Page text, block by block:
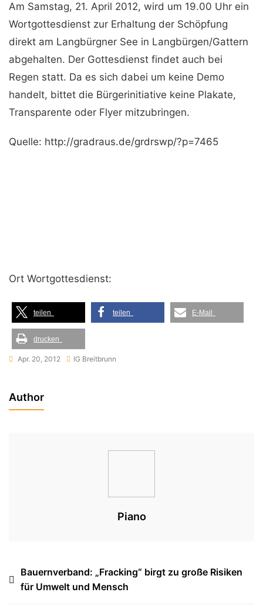
Am Samstag, 21. April 2012, wird um 19.00 Uhr ein
Wortgottesdienst zur Erhaltung der Schöpfung
direkt am Langbürgner See in Langbürgen/Gattern
abgehalten. Der Gottesdienst findet auch bei
Regen statt. Da es sich dabei um keine Demo
handelt, bittet die Bürgerinitiative keine Plakate,
Transparente oder Flyer mitzubringen.
Quelle: http://gradraus.de/grdrswp/?p=7465
Ort Wortgottesdienst:
teilen teilen E-Mail
drucken
Apr. 20, 2012 IG Breitbrunn
Author
Piano
Beitragsnavigation
Bauernverband: „Fracking“ birgt zu große Risiken
für Umwelt und Mensch